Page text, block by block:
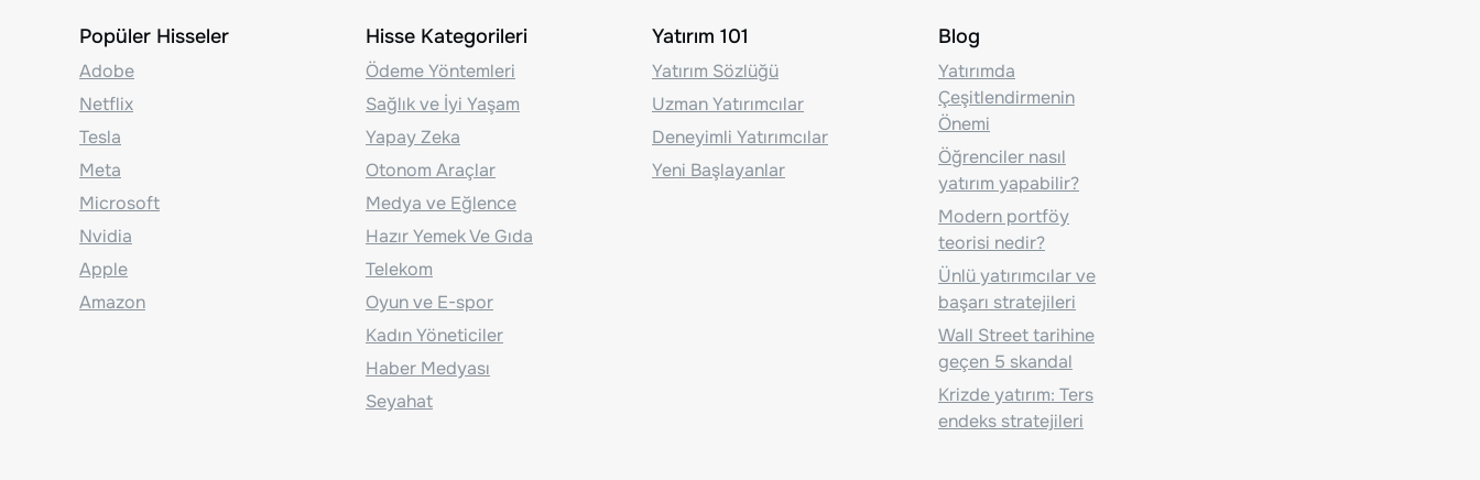
Popüler Hisseler
Adobe
Netflix
Tesla
Meta
Microsoft
Nvidia
Apple
Amazon
Hisse Kategorileri
Ödeme Yöntemleri
Sağlık ve İyi Yaşam
Yapay Zeka
Otonom Araçlar
Medya ve Eğlence
Hazır Yemek Ve Gıda
Telekom
Oyun ve E-spor
Kadın Yöneticiler
Haber Medyası
Seyahat
Yatırım 101
Yatırım Sözlüğü
Uzman Yatırımcılar
Deneyimli Yatırımcılar
Yeni Başlayanlar
Blog
Yatırımda
Çeşitlendirmenin
Önemi
Öğrenciler nasıl
yatırım yapabilir?
Modern portföy
teorisi nedir?
Ünlü yatırımcılar ve
başarı stratejileri
Wall Street tarihine
geçen 5 skandal
Krizde yatırım: Ters
endeks stratejileri